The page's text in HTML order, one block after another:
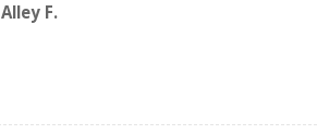
Alley F.